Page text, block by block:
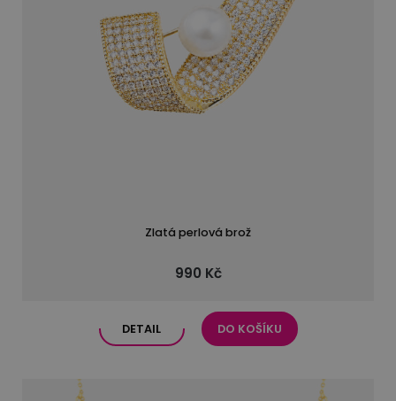
Zlatá perlová brož
990 Kč
DETAIL DO KOŠÍKU